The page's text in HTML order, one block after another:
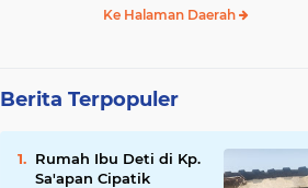
Ke Halaman Daerah
Berita Terpopuler
Rumah Ibu Deti di Kp.
Sa'apan Cipatik